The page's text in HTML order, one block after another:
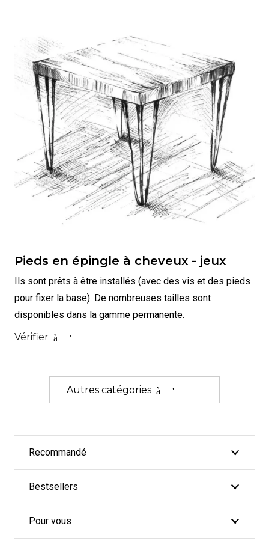
Pieds en épingle à cheveux - jeux
Ils sont prêts à être installés (avec des vis et des pieds
pour fixer la base). De nombreuses tailles sont
disponibles dans la gamme permanente.
Vérifier à l'est
Autres catégories à l'est
Recommandé
Bestsellers
Pour vous